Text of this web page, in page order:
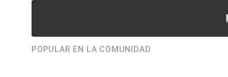
POPULAR EN LA COMUNIDAD